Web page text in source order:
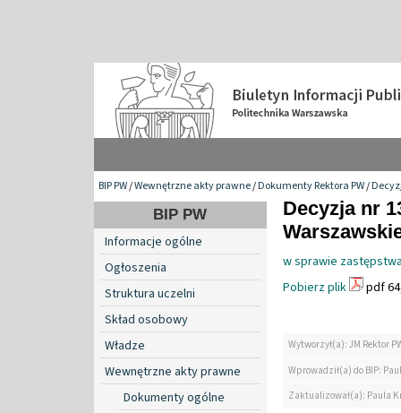
BIP PW/Wewnętrzne akty prawne/Dokumenty Rektora PW/
BIP PW
Informacje ogólne
Ogłoszenia
Struktura uczelni
Skład osobowy
Władze
Wewnętrzne akty prawne
Dokumenty ogólne
Decyzja nr
w sprawie
Pobierz plik
pdf
Wytworzył(a): JM Rektor
Wprowadził(a) do BIP:
Zaktualizował(a): Paula